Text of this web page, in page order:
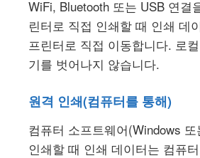
WiFi, Bluetooth 또는 USB 연결
린터로 직접 인쇄할 때 인쇄 데
프린터로 직접 이동합니다. 로
기를 벗어나지 않습니다.
원격 인쇄(컴퓨터를 통해)
컴퓨터 소프트웨어(Windows
인쇄할 때 인쇄 데이터는 컴퓨